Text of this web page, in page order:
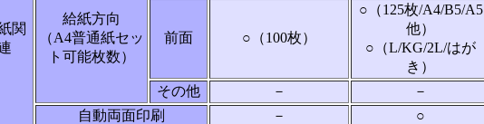
関
給紙方向
（A4普通紙セッ
ト可能枚数）
前面 ○（100枚）
○（125枚/A4/B5/A5
他）
○（L/KG/2L/はが
き）
その他
－
－
自動両面印刷
－ ○